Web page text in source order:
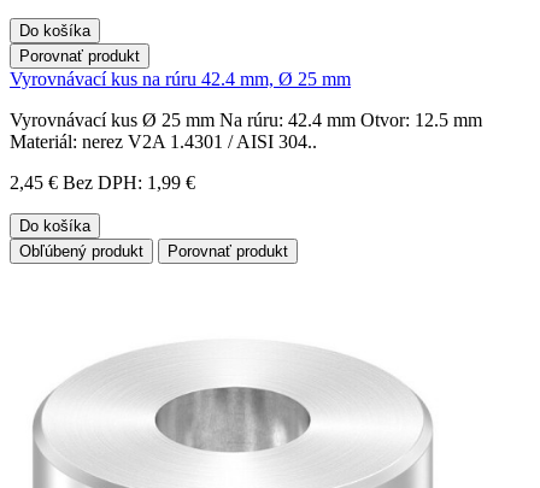
Do košíka
Porovnať produkt
Vyrovnávací kus na rúru 42.4 mm, Ø 25 mm
Vyrovnávací kus Ø 25 mm Na rúru: 42.4 mm Otvor: 12.5 mm
Materiál: nerez V2A 1.4301 / AISI 304..
2,45 € Bez DPH: 1,99 €
Do košíka
Obľúbený produkt
Porovnať produkt